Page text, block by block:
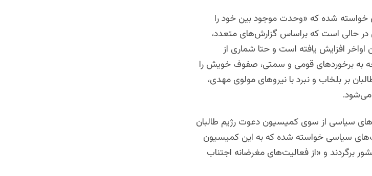
خواسته‌ شده که «وحدت موجود بین خود را
در حالی است که براساس گزارش‌های متعدد،
اواخر افزایش یافته است و حتا شماری از
به برخوردهای قومی و سمتی، صفوف خویش را
بر بلخاب و نبرد با نیروهای مولوی مهدی،
می‌شود.
سیاسی از سوی کمیسیون دعوت رژیم طالبان
سیاسی خواسته‌ شده که به این کمیسیون
برگردند و «از فعالیت‌های مغرضانه اجتناب